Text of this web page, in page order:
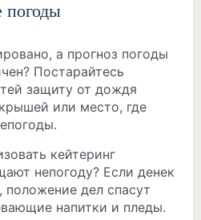
погоды
а прогноз погоды
Постарайтесь
защиту от дождя
или место, где
кейтеринг
непогоду? Если денек
дел спасут
напитки и пледы.